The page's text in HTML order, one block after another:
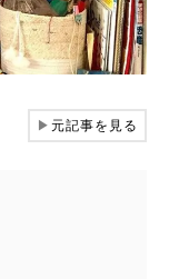
▶元記事を見る